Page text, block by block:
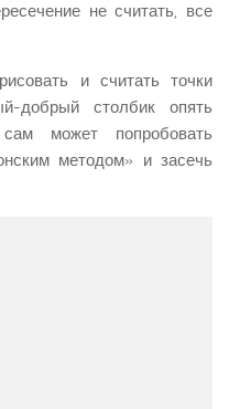
не считать, все
и считать точки
добрый столбик опять
может попробовать
методом» и засечь